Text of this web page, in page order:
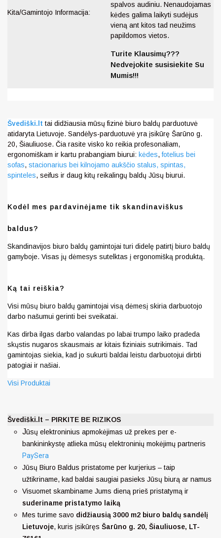
Kita/Gamintojo Informacija:
spalvos audiniu. Nenaudojamas
kėdes galima laikyti sudėjus
vieną ant kitos tad neužims
papildomos vietos.
Turite Klausimų???
Nedvejokite susisiekite Su
Mumis!!!
Švediški.lt tai didžiausia mūsų fizinė biuro baldų parduotuvė
atidaryta Lietuvoje. Sandėlys-parduotuvė yra įsikūrę Šarūno g.
20, Šiauliuose. Čia rasite visko ko reikia profesonaliam,
ergonomiškam ir kartu prabangiam biurui: kėdes,fotelius bei
sofas, stacionarius bei kilnojamo aukščio stalus, spintas,
spinteles, seifus ir daug kitų reikalingų baldų Jūsų biurui.
Kodėl mes pardavinėjame tik skandinaviškus
baldus?
Skandinavijos biuro baldų gamintojai turi didelę patirtį biuro baldų
gamyboje. Visas jų dėmesys sutelktas į ergonomišką produktą.
Ką tai reiškia?
Visi mūsų biuro baldų gamintojai visą dėmesį skiria darbuotojo
darbo našumui gerinti bei sveikatai.
Kas dirba ilgas darbo valandas po labai trumpo laiko pradeda
skųstis nugaros skausmais ar kitais fiziniais sutrikimais. Tad
gamintojas siekia, kad jo sukurti baldai leistu darbuotojui dirbti
patogiai ir našiai.
Visi Produktai
Švediški.lt – PIRKITE BE RIZIKOS
Jūsų elektroninius apmokėjimas už prekes per e-
bankininkystę atlieka mūsų elektroninių mokėjimų partneris
PaySera
Jūsų Biuro Baldus pristatome per kurjerius – taip
užtikriname, kad baldai saugiai pasieks Jūsų biurą ar namus
Visuomet skambiname Jums dieną prieš pristatymą ir
suderiname pristatymo laiką
Mes turime savo didžiausią 3000 m2 biuro baldų sandėlį
Lietuvoje, kuris įsikūręs Šarūno g. 20, Šiauliuose, LT-